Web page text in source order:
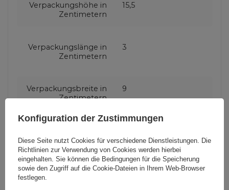
Verpackungshöhe in
Zentimetern
15,5
Verpackungslänge in
Zentimetern
3
Verpackungsbreite in
Zentimetern
9
Brauchen Sie Hilfe? Haben Sie
Fragen?
Konfiguration der Zustimmungen
Diese Seite nutzt Cookies für verschiedene Dienstleistungen. Die
Richtlinien zur Verwendung von Cookies werden hierbei
eingehalten. Sie können die Bedingungen für die Speicherung
sowie den Zugriff auf die Cookie-Dateien in Ihrem Web-Browser
festlegen.